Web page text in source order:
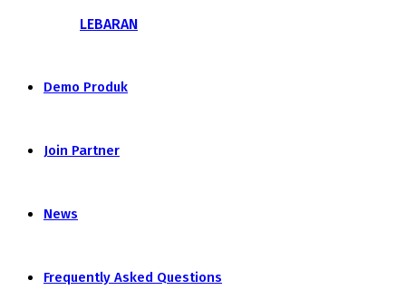
LEBARAN
Demo Produk
Join Partner
News
Frequently Asked Questions